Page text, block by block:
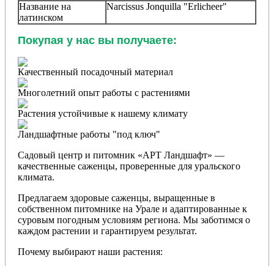
Название на
латинском
Narcissus Jonquilla "Erlicheer"
Покупая у нас вы получаете:
Качественный посадочный материал
Многолетний опыт работы с растениями
Растения устойчивые к нашему климату
Ландшафтные работы "под ключ"
Садовый центр и питомник «АРТ Ландшафт» —
качественные саженцы, проверенные для уральского
климата.
Предлагаем здоровые саженцы, выращенные в
собственном питомнике на Урале и адаптированные к
суровым погодным условиям региона. Мы заботимся о
каждом растении и гарантируем результат.
Почему выбирают наши растения: